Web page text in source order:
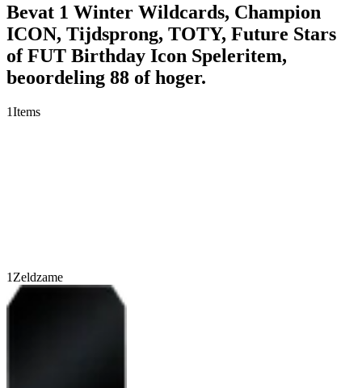
Bevat 1 Winter Wildcards, Champion
ICON, Tijdsprong, TOTY, Future Stars
of FUT Birthday Icon Speleritem,
beoordeling 88 of hoger.
1Items
1 Zeldzame